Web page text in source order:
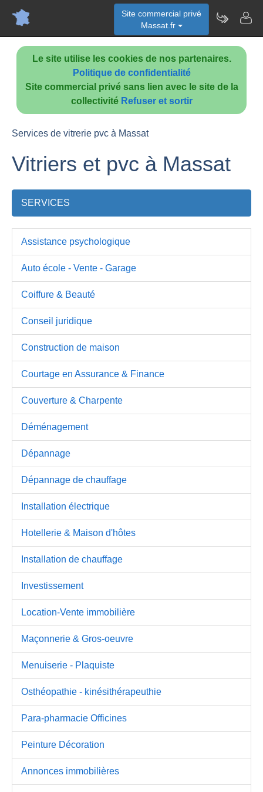
Le site utilise les cookies de nos partenaires.
Politique de confidentialité
Site commercial privé sans lien avec le site de la
collectivité Refuser et sortir
Site commercial privé
Massat.fr
Services de vitrerie pvc à Massat
Vitriers et pvc à Massat
SERVICES
Assistance psychologique
Auto école - Vente - Garage
Coiffure & Beauté
Conseil juridique
Construction de maison
Courtage en Assurance & Finance
Couverture & Charpente
Déménagement
Dépannage
Dépannage de chauffage
Installation électrique
Hotellerie & Maison d'hôtes
Installation de chauffage
Investissement
Location-Vente immobilière
Maçonnerie & Gros-oeuvre
Menuiserie - Plaquiste
Osthéopathie - kinésithérapeuthie
Para-pharmacie Officines
Peinture Décoration
Annonces immobilières